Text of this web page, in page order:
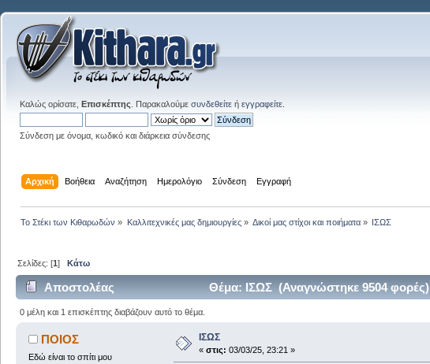
Καλώς ορίσατε, Επισκέπτης . Παρακαλούμε συνδεθείτε ή εγγραφείτε
Σύνδεση με όνομα, κωδικό και διάρκεια σύνδεσης
Αρχική Βοήθεια Αναζήτηση Ημερολόγιο Σύνδεση Εγγραφή
Το Στέκι των Κιθαρωδών » Καλλιτεχνικές μας δημιουργίες» Δικοί μας στίχοι και ποιήματα» ΙΣΩΣ
Σελίδες: [1]Κάτω
Αποστολέας Θέμα: ΙΣΩΣ (Αναγνώστηκε 9504 φορές)
0 μέλη και 1 επισκέπτης διαβάζουν αυτό το θέμα.
ΠΟΙΟΣ
Εδώ είναι το σπίτι μου
ΙΣΩΣ
« στις: 03/03/25, 23:21 »